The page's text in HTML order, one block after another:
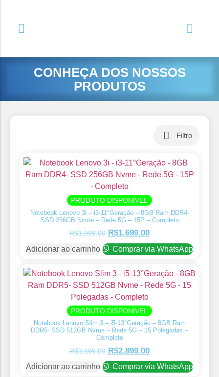
CONHEÇA DOS NOSSOS
PRODUTOS
Filtro
PRODUTO DISPONÍVEL
Notebook Lenovo 3i – i3-11°Geração – 8GB Ram DDR4-
SSD 256GB Nvme – Rede 5G – 15P – Completo
R$1,999.00 R$1,699.00
Adicionar ao carrinho Comprar via WhatsApp
PRODUTO DISPONÍVEL
Notebook Lenovo Slim 3 – i5-13°Geração – 8GB Ram
DDR5- SSD 512GB Nvme – Rede 5G – 15 Polegadas –
Completo
R$3,199.00 R$2,899.00
Adicionar ao carrinho Comprar via WhatsApp